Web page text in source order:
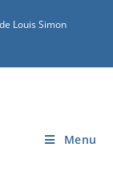
Louis Simon
Menu